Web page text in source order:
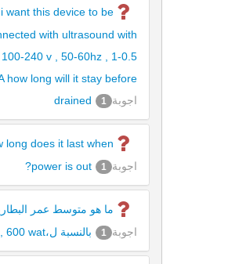
i want this device to be
with ultrasound with
240 v , 50-60hz , 1-0.5
how long will it stay before
drained
اجوبة 1
long does it last when
power is out?
اجوبة 1
ما هو متوسط عمر
بالنسبة ل،KVA1 , 600 wat
اجوبة 1